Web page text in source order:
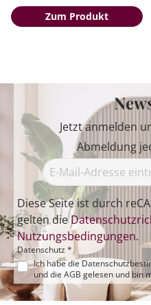
Zum Produkt
Jetzt anmelden
Abmeldung
Diese Seite ist durch
gelten die
Nutzungsbedingungen.
Datenschutz *
Ich habe die
und die AGB gelesen und bin